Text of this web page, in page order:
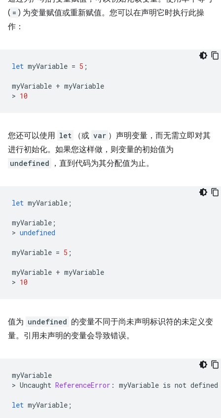
( = ) 为变量赋值或重新赋值。您可以在声明它时执行此操
作：
let myVariable = 5 ;
myVariable + myVariable
> 10
您还可以使用 let （或 var ）声明变量，而无需立即对其
进行初始化。如果您这样做，则变量的初始值为
undefined ，直到代码为其分配值为止。
let myVariable ;
myVariable ;
> undefined
myVariable = 5 ;
myVariable + myVariable
> 10
值为 undefined 的变量不同于尚未声明标识符的未定义变
量。引用未声明的变量会导致错误。
myVariable
> Uncaught ReferenceError : myVariable is not defined
let myVariable ;